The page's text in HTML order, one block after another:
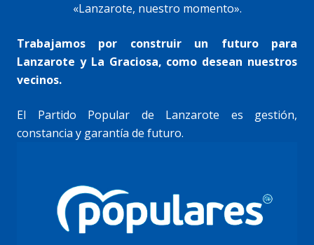
«Lanzarote, nuestro momento».
Trabajamos por construir un futuro para
Lanzarote y La Graciosa, como desean nuestros
vecinos.
El Partido Popular de Lanzarote es gestión,
constancia y garantía de futuro.